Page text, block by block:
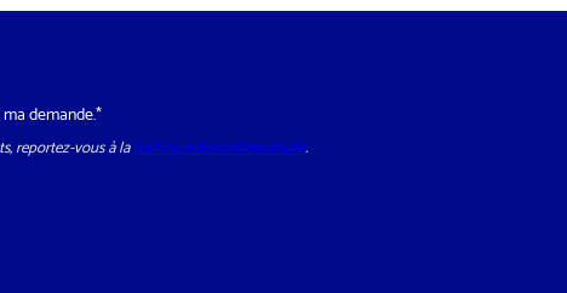
demande.*
reportez-vous à lapolitique de confidentialité.